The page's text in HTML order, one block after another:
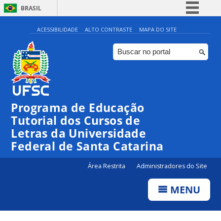
BRASIL
Simplifique!
Comunica BR
Participe
ACESSIBILIDADE ALTO CONTRASTE MAPA DO SITE
Programa de Educação
Tutorial dos Cursos de
Letras da Universidade
Federal de Santa Catarina
Área Restrita Administradores do Site
MENU